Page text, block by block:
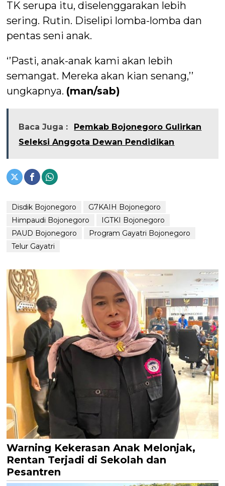
TK serupa itu, diselenggarakan lebih
sering. Rutin. Diselipi lomba-lomba dan
pentas seni anak.
‘’Pasti, anak-anak kami akan lebih
semangat. Mereka akan kian senang,’’
ungkapnya. (man/sab)
Baca Juga :
Pemkab Bojonegoro Gulirkan
Seleksi Anggota Dewan Pendidikan
Disdik Bojonegoro
G7KAIH Bojonegoro
Himpaudi Bojonegoro
IGTKI Bojonegoro
PAUD Bojonegoro
Program Gayatri Bojonegoro
Telur Gayatri
Warning Kekerasan Anak Melonjak,
Rentan Terjadi di Sekolah dan
Pesantren